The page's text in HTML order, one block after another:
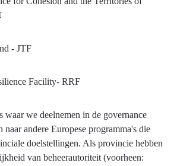
- JTF
Facility- RRF
waar we deelnemen in de governance
andere Europese programma's die
doelstellingen. Als provincie hebben
van beheerautoriteit (voorheen: